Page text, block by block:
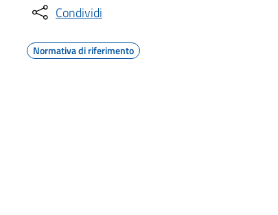
Condividi
Normativa di riferimento